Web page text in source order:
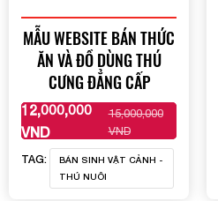
MẪU WEBSITE BÁN THỨC
ĂN VÀ ĐỒ DÙNG THÚ
CƯNG ĐẲNG CẤP
12,000,000
VND
15,000,000
VND
XEM THÊM
TAG:
BÁN SINH VẬT CẢNH -
THÚ NUÔI